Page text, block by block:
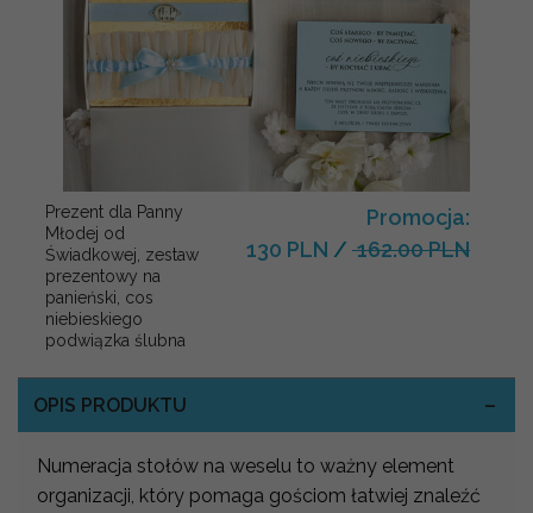
Prezent dla Panny
Młodej od
Świadkowej, zestaw
prezentowy na
panieński, cos
niebieskiego
podwiązka ślubna
Promocja:
130 PLN / 162.00 PLN
OPIS PRODUKTU
Numeracja stołów na weselu to ważny element
organizacji, który pomaga gościom łatwiej znaleźć